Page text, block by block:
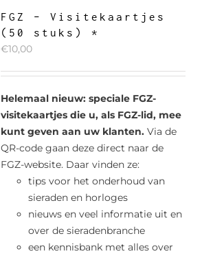
FGZ – Visitekaartjes
(50 stuks) *
€10,00
Helemaal nieuw: speciale FGZ-
visitekaartjes die u, als FGZ-lid, mee
kunt geven aan uw klanten. Via de
QR-code gaan deze direct naar de
FGZ-website. Daar vinden ze:
tips voor het onderhoud van
sieraden en horloges
nieuws en veel informatie uit en
over de sieradenbranche
een kennisbank met alles over